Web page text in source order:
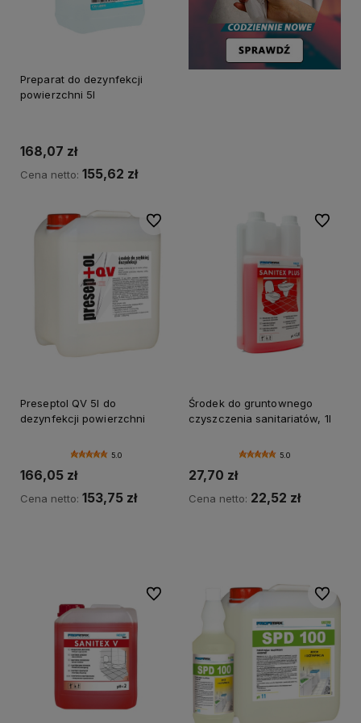
Preparat do dezynfekcji
powierzchni 5l
168,07 zł
Cena netto: 155,62 zł
Preseptol QV 5l do
dezynfekcji powierzchni
5.0
166,05 zł
Cena netto: 153,75 zł
Do ulubionych
Środek do gruntownego
czyszczenia sanitariatów, 1l
5.0
27,70 zł
Cena netto: 22,52 zł
Do
Do ulubionych Do